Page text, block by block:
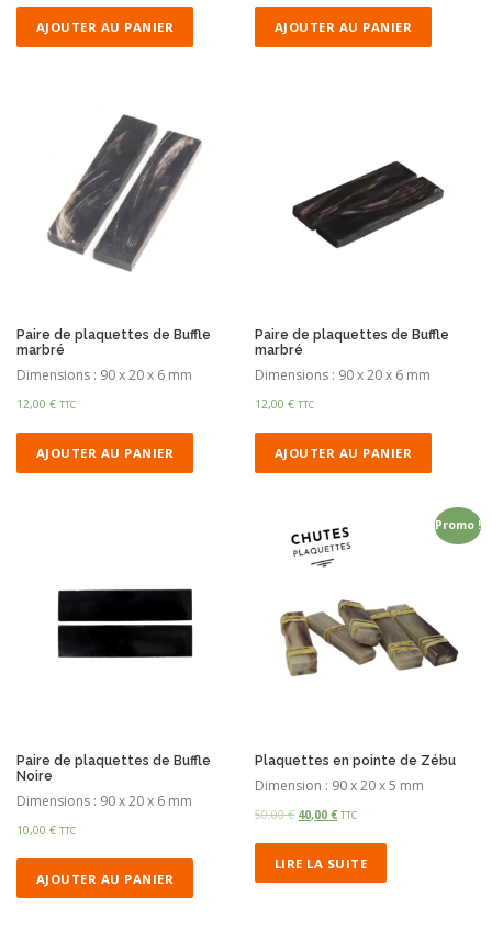
AJOUTER AU PANIER AJOUTER AU PANIER
Paire de plaquettes de Buffle
marbré
Dimensions : 90 x 20 x 6 mm
12,00 € TTC
AJOUTER AU PANIER
Paire de plaquettes de Buffle
marbré
Dimensions : 90 x 20 x 6 mm
12,00€ TTC
AJOUTER AU PANIER
Paire de plaquettes de Buffle
Noire
Dimensions : 90 x 20 x 6 mm
10,00 € TTC
AJOUTER AU PANIER
Promo !
Plaquettes en pointe de Zébu
Dimension : 90 x 20 x 5 mm
50,00€ 40,00€ TTC
LIRE LA SUITE